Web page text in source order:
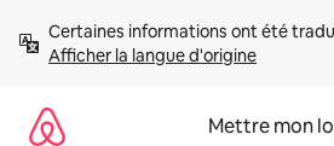
directement
Afficher la langue d'origine
Mettre mon